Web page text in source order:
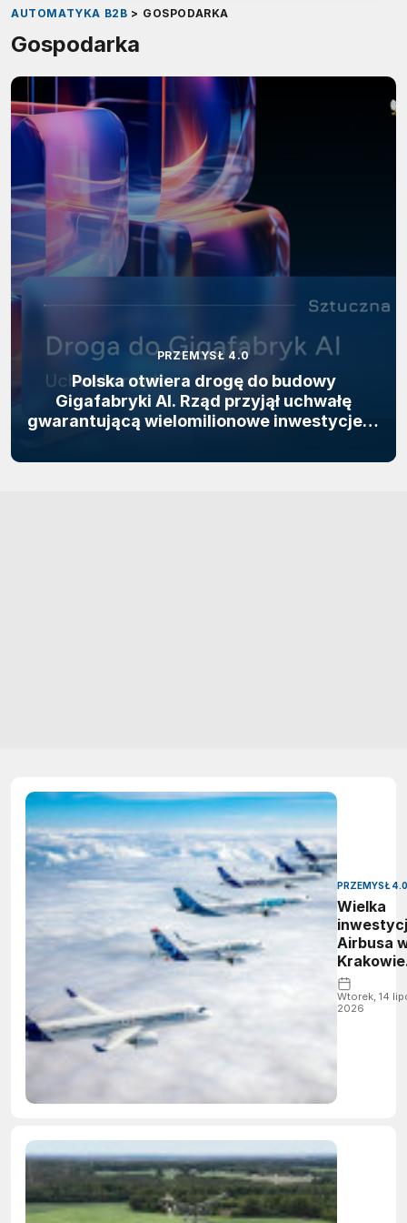
AUTOMATYKA B2B > GOSPODARKA
Gospodarka
PRZEMYSŁ 4.0
Polska otwiera drogę do budowy
Gigafabryki AI. Rząd przyjął uchwałę
gwarantującą wielomilionowe inwestycje w
PRZEMYSŁ 4.0
Wielka
Airbusa
Rusza
centrum
Wtorek, 14
2026